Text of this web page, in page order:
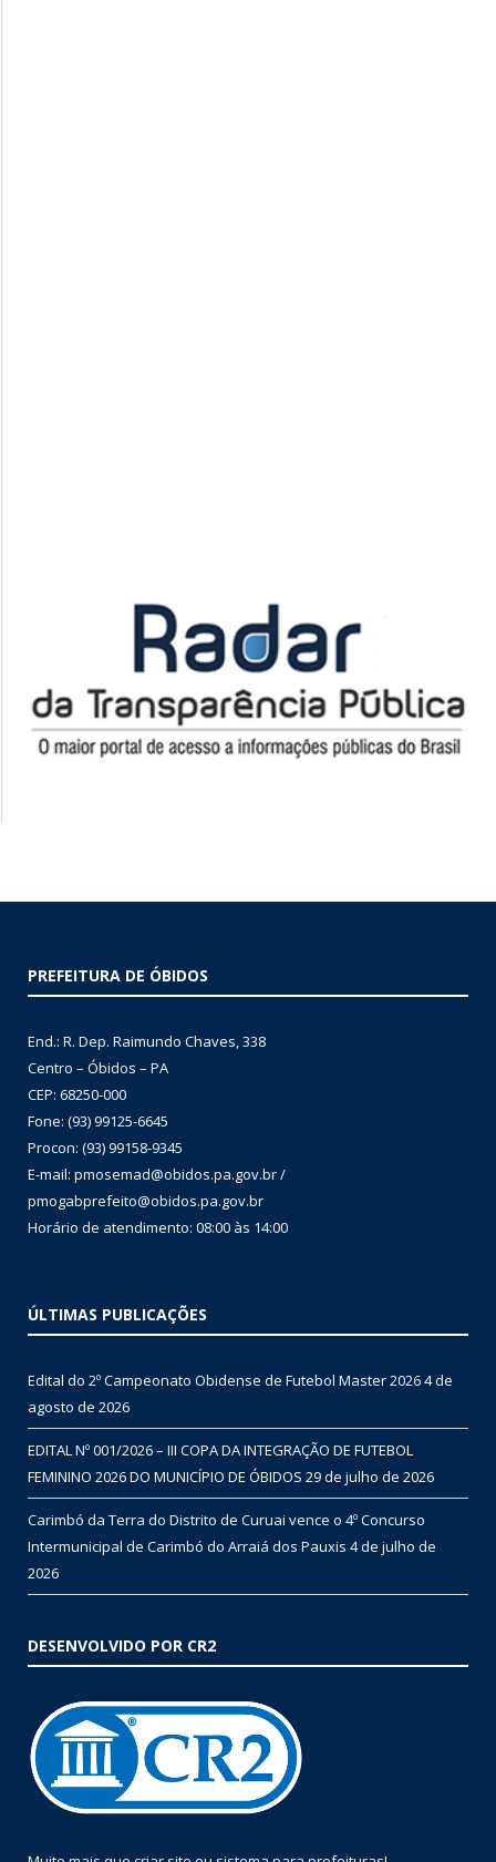
PREFEITURA DE ÓBIDOS
End.: R. Dep. Raimundo Chaves, 338
Centro – Óbidos – PA
CEP: 68250-000
Fone: (93) 99125-6645
Procon: (93) 99158-9345
E-mail: pmosemad@obidos.pa.gov.br /
pmogabprefeito@obidos.pa.gov.br
Horário de atendimento: 08:00 às 14:00
ÚLTIMAS PUBLICAÇÕES
Edital do 2º Campeonato Obidense de Futebol Master 20264 de
agosto de 2026
EDITAL Nº 001/2026 – III COPA DA INTEGRAÇÃO DE FUTEBOL
FEMININO 2026 DO MUNICÍPIO DE ÓBIDOS 29 de julho de 2026
Carimbó da Terra do Distrito de Curuai vence o 4º Concurso
Intermunicipal de Carimbó do Arraiá dos Pauxis 4 de julho de
2026
DESENVOLVIDO POR CR2